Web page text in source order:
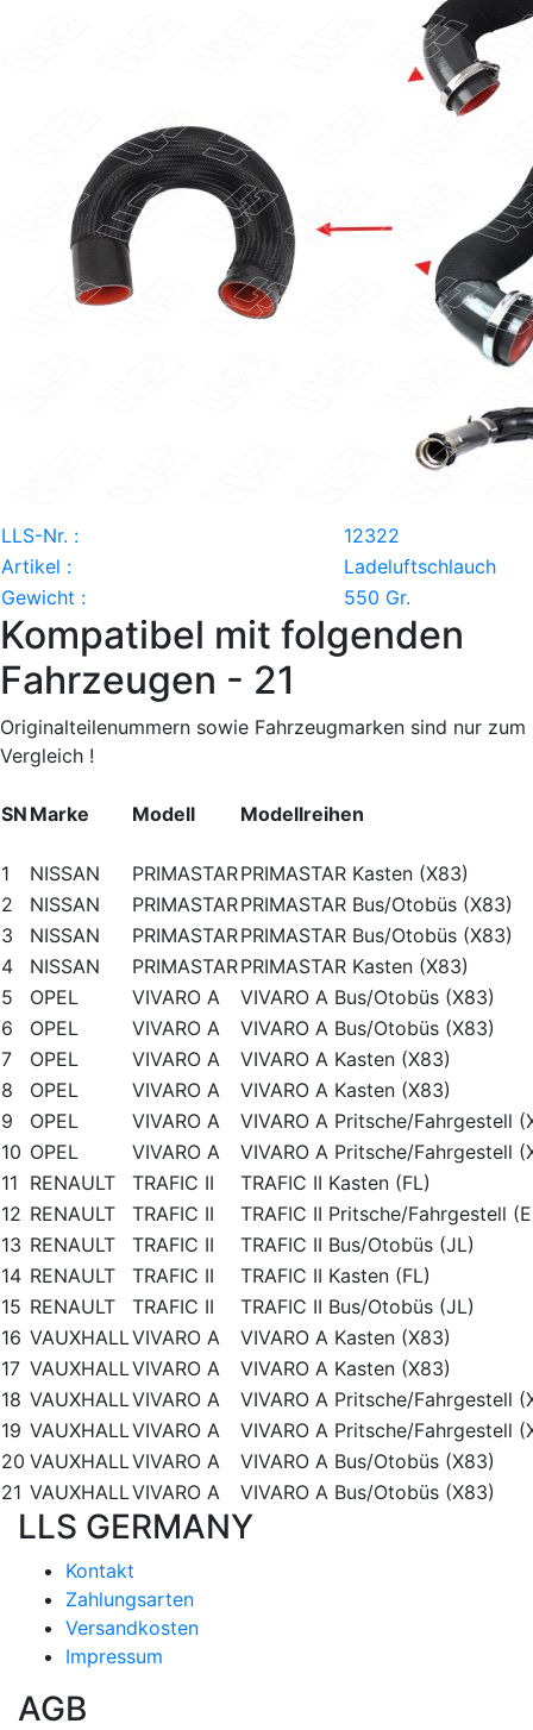
LLS-Nr. :
12322
Artikel :
Ladeluftschlauch
Gewicht :
550 Gr.
Kompatibel mit folgenden
Fahrzeugen - 21
Originalteilenummern sowie Fahrzeugmarken sind nur zum
Vergleich !
SN Marke Modell Modellreihen
1 NISSAN PRIMASTARPRIMASTAR Kasten (X83)
2
NISSAN PRIMASTARPRIMASTAR Bus/Otobüs (X83)
3
NISSAN PRIMASTARPRIMASTAR Bus/Otobüs (X83)
4
NISSAN PRIMASTARPRIMASTAR Kasten (X83)
5
OPEL VIVARO A
VIVARO A Bus/Otobüs (X83)
6
OPEL VIVARO A
VIVARO A Bus/Otobüs (X83)
7
OPEL VIVARO A
VIVARO A Kasten (X83)
8
OPEL VIVARO A
VIVARO A Kasten (X83)
9
OPEL VIVARO A
VIVARO A Pritsche/Fahrgestell
10 OPEL VIVARO A
VIVARO A Pritsche/Fahrgestell
11 RENAULT TRAFIC II
TRAFIC II Kasten (FL)
12 RENAULT TRAFIC II
TRAFIC II Pritsche/Fahrgestell
13 RENAULT TRAFIC II
TRAFIC II Bus/Otobüs (JL)
14 RENAULT TRAFIC II
TRAFIC II Kasten (FL)
15 RENAULT TRAFIC II
TRAFIC II Bus/Otobüs (JL)
16 VAUXHALLVIVARO A
VIVARO A Kasten (X83)
17 VAUXHALLVIVARO A
VIVARO A Kasten (X83)
18 VAUXHALLVIVARO A
VIVARO A Pritsche/Fahrgestell
19 VAUXHALLVIVARO A
VIVARO A Pritsche/Fahrgestell
20 VAUXHALLVIVARO A
VIVARO A Bus/Otobüs (X83)
21 VAUXHALLVIVARO A VIVARO A Bus/Otobüs (X83)
LLS GERMANY
Kontakt
Zahlungsarten
Versandkosten
Impressum
AGB